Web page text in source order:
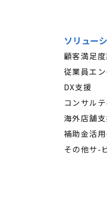
ソリュー
顧客満足度
従業員エ
DX支援
コンサル
海外店舗
補助金活
その他サ-